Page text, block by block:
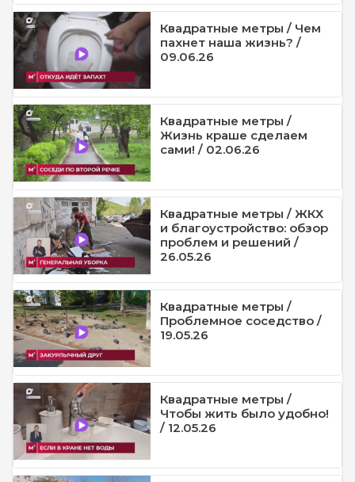
Квадратные метры / Чем
пахнет наша жизнь? /
09.06.26
Квадратные метры /
Жизнь краше сделаем
сами! / 02.06.26
Квадратные метры / ЖКХ
и благоустройство: обзор
проблем и решений /
26.05.26
Квадратные метры /
Проблемное соседство /
19.05.26
Квадратные метры /
Чтобы жить было удобно!
/ 12.05.26